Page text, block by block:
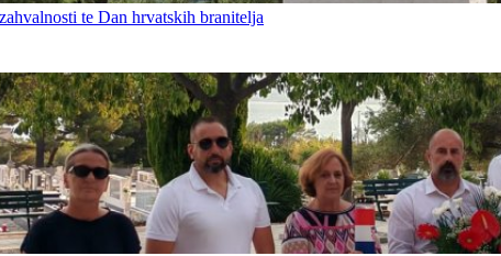
te Dan hrvatskih branitelja